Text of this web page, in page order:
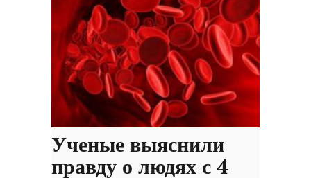
Ученые выяснили
правду о людях с 4